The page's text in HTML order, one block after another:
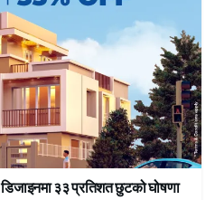
डिजाइनमा ३३ प्रतिशत छुटको घोषणा